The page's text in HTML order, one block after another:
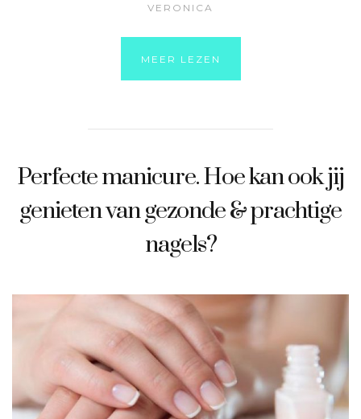
VERONICA
MEER LEZEN
Perfecte manicure. Hoe kan ook jij
genieten van gezonde & prachtige
nagels?